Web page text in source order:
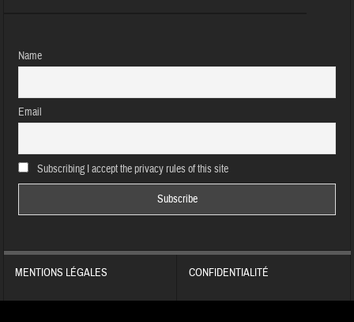
Name
Email
Subscribing I accept the privacy rules of this site
MENTIONS LÉGALES CONFIDENTIALITÉ